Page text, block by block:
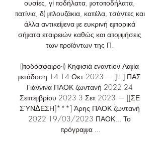
ουσίες, γ) ποδήλατα, μοτοποδήλατα,
πατίνια, δ) μπλουζάκια, καπέλα, τσάντες και
άλλα αντικείμενα με ευκρινή εμπορικά
σήματα εταιρειών καθώς και απομιμήσεις
των προϊόντων της Π.
((ποδόσφαιρο-)) Κηφισιά εναντίον Λαμία
μετάδοση 14 14 Οκτ 2023 — ]!! ] ΠΑΣ
Γιάννινα ΠΑΟΚ ζωντανή 2022 24
Σεπτεμβρίου 2023 3 Σεπ 2023 — [[ΣΕ
ΣΎΝΔΕΣΗ]***] Άρης ΠΑΟΚ ζωντανή
2022 19/03/2023 ΠΑΟΚ... Το
πρόγραμμα ...